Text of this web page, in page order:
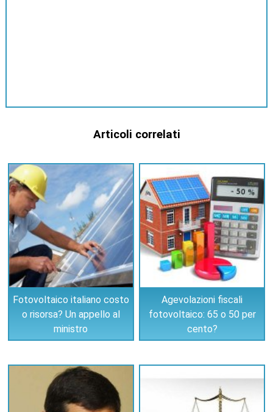
Articoli correlati
Fotovoltaico italiano costo
o risorsa? Un appello al
ministro
Agevolazioni fiscali
fotovoltaico: 65 o 50 per
cento?